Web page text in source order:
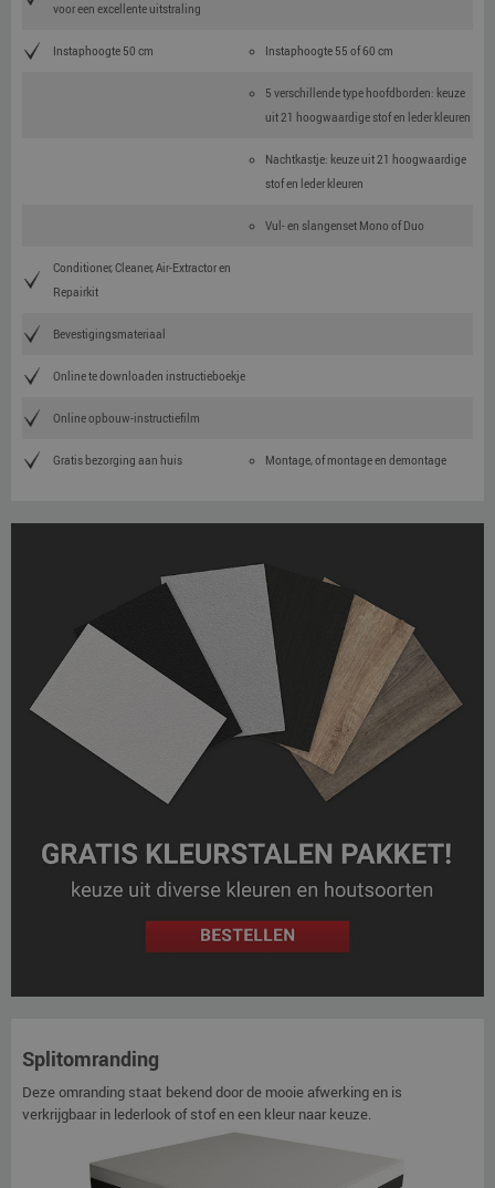
voor een excellente uitstraling
Instaphoogte 50 cm Instaphoogte 55 of 60 cm
5 verschillende type hoofdborden: keuze
uit 21 hoogwaardige stof en leder kleuren
Nachtkastje: keuze uit 21 hoogwaardige
stof en leder kleuren
Vul- en slangenset Mono of Duo
Conditioner, Cleaner, Air-Extractor en
Repairkit
Bevestigingsmateriaal
Online te downloaden instructieboekje
Online opbouw-instructiefilm
Gratis bezorging aan huis Montage, of montage en demontage
Splitomranding
Deze omranding staat bekend door de mooie afwerking en is
verkrijgbaar in lederlook of stof en een kleur naar keuze.